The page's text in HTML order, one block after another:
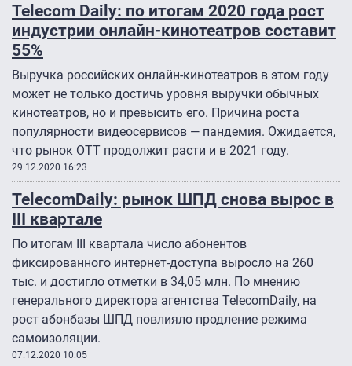
Telecom Daily: по итогам 2020 года рост
индустрии онлайн-кинотеатров составит
55%
Выручка российских онлайн-кинотеатров в этом году
может не только достичь уровня выручки обычных
кинотеатров, но и превысить его. Причина роста
популярности видеосервисов — пандемия. Ожидается,
что рынок OTT продолжит расти и в 2021 году.
29.12.2020 16:23
TelecomDaily: рынок ШПД снова вырос в
III квартале
По итогам III квартала число абонентов
фиксированного интернет-доступа выросло на 260
тыс. и достигло отметки в 34,05 млн. По мнению
генерального директора агентства TelecomDaily, на
рост абонбазы ШПД повлияло продление режима
самоизоляции.
07.12.2020 10:05